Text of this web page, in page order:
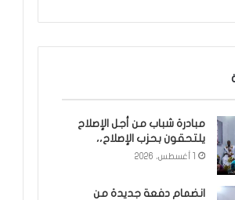
مبادرة شباب من أجل الإصلاح
يلتحقون بحزب الإصلاح،،
انضمام دفعة جديدة من